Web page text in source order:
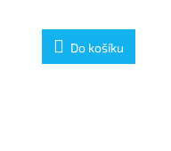
Do košíku